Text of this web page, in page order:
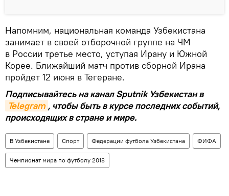
Напомним, национальная команда Узбекистана
занимает в своей отборочной группе на ЧМ
в России третье место, уступая Ирану и Южной
Корее. Ближайший матч против сборной Ирана
пройдет 12 июня в Тегеране.
Подписывайтесь на канал Sputnik Узбекистан в
Telegram , чтобы быть в курсе последних событий,
происходящих в стране и мире.
В Узбекистане Спорт Федерации футбола Узбекистана ФИФА
Чемпионат мира по футболу 2018